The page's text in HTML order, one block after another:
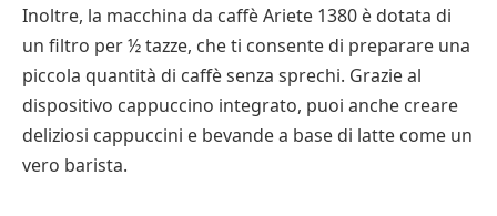
Inoltre, la macchina da caffè Ariete 1380 è dotata di
un filtro per ½ tazze, che ti consente di preparare una
piccola quantità di caffè senza sprechi. Grazie al
dispositivo cappuccino integrato, puoi anche creare
deliziosi cappuccini e bevande a base di latte come un
vero barista.